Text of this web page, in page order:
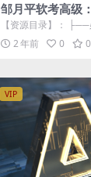
邹月平软考高级
品班
【资源目录】：
教材补充内容 | ├──
2 年前 0 0
VIP